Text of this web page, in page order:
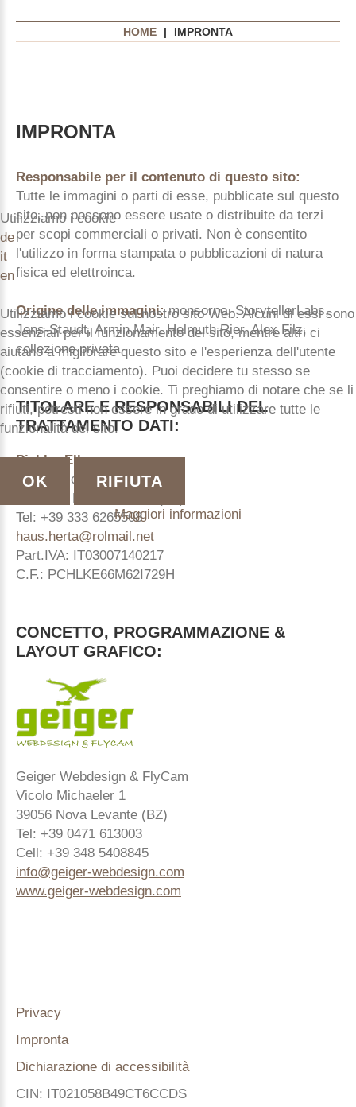
HOME | IMPRONTA
IMPRONTA
Responsabile per il contenuto di questo sito:
Tutte le immagini o parti di esse, pubblicate sul questo
sito, non possono essere usate o distribuite da terzi
per scopi commerciali o privati. Non è consentito
l'utilizzo in forma stampata o pubblicazioni di natura
fisica ed elettroinca.
Origine delle immagini:monsorno, StorytellerLabs,
Jens-Staudt, Armin Mair, Helmuth Rier, Alex Filz,
collezione privata
TITOLARE E RESPONSABILI DEL
TRATTAMENTO DATI:
Pichler Elke
Vicolo Michaeler 2a
I - 39056 Nova Levante (BZ)
Tel: +39 333 6265508
haus.herta@rolmail.net
Part.IVA: IT03007140217
C.F.: PCHLKE66M62I729H
CONCETTO, PROGRAMMAZIONE &
LAYOUT GRAFICO:
Geiger Webdesign & FlyCam
Vicolo Michaeler 1
39056 Nova Levante (BZ)
Tel: +39 0471 613003
Cell: +39 348 5408845
info@geiger-webdesign.com
www.geiger-webdesign.com
Privacy
Impronta
Dichiarazione di accessibilità
CIN: IT021058B49CT6CCDS
Utilizziamo i cookie
de
it
en
Utilizziamo i cookie sul nostro sito Web. Alcuni di essi sono
essenziali per il funzionamento del sito, mentre altri ci
aiutano a migliorare questo sito e l'esperienza dell'utente
(cookie di tracciamento). Puoi decidere tu stesso se
consentire o meno i cookie. Ti preghiamo di notare che se li
rifiuti, potresti non essere in grado di utilizzare tutte le
funzionalità del sito.
OK RIFIUTA
Maggiori informazioni